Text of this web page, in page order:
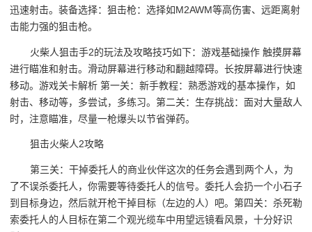
迅速射击。装备选择：狙击枪：选择如M2AWM等高伤害、远距离射
击能力强的狙击枪。
火柴人狙击手2的玩法及攻略技巧如下：游戏基础操作 触摸屏幕
进行瞄准和射击。滑动屏幕进行移动和翻越障碍。长按屏幕进行快速
移动。游戏关卡解析 第一关：新手教程：熟悉游戏的基本操作，如
射击、移动等，多尝试，多练习。第二关：生存挑战：面对大量敌人
时，注意瞄准，尽量一枪爆头以节省弹药。
狙击火柴人2攻略
第三关：干掉委托人的商业伙伴这次的任务会遇到两个人，为
了不误杀委托人，你需要等待委托人的信号。委托人会扔一个小石子
到目标身边，然后就开枪干掉目标（左边的人）吧。第四关：杀死勒
索委托人的人目标在第二个观光缆车中用望远镜看风景，十分好识